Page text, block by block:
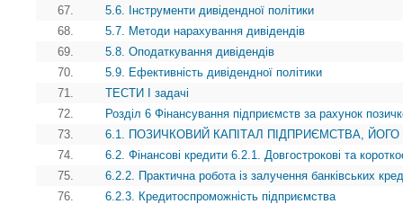
67.
5.6. Інструменти дивідендної політики
68.
5.7. Методи нарахування дивідендів
69.
5.8. Оподаткування дивідендів
70.
5.9. Ефективність дивідендної політики
71.
ТЕСТИ І задачі
72.
Розділ 6 Фінансування підприємств за рахунок
73.
6.1. ПОЗИЧКОВИЙ КАПІТАЛ ПІДПРИЄМСТВА,
74.
6.2. Фінансові кредити 6.2.1. Довгострокові та
75.
6.2.2. Практична робота із залучення банківських
76.
6.2.3. Кредитоспроможність підприємства